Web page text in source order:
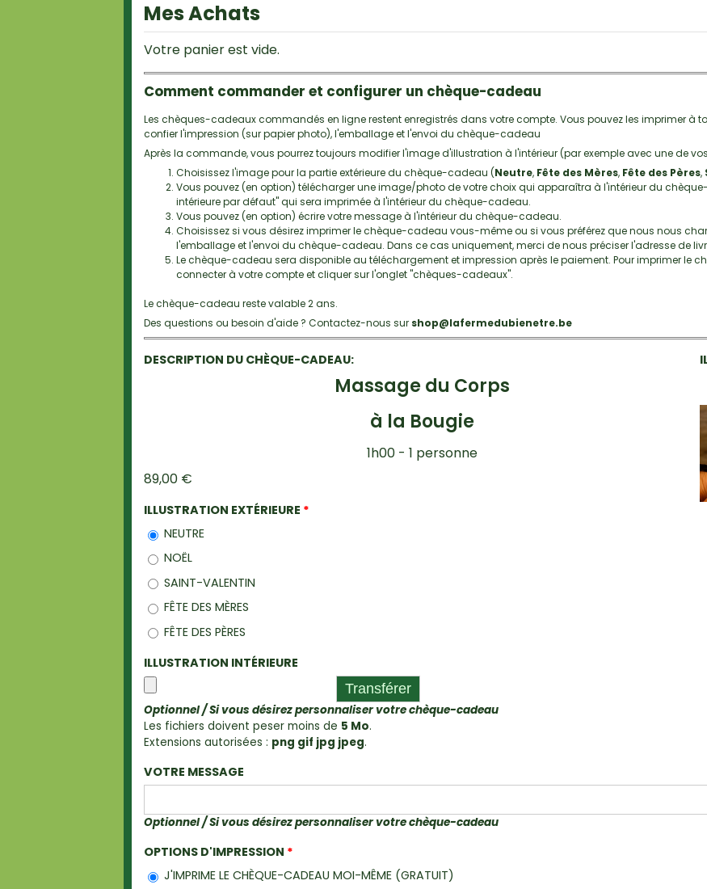
Mes Achats
Votre panier est vide.
Comment commander et configurer un chèque-cadeau
Les chèques-cadeaux commandés en ligne restent enregistrés dans votre compte. Vous pouvez les imprimer à
confier l'impression (sur papier photo), l'emballage et l'envoi du chèque-cadeau
Après la commande, vous pourrez toujours modifier l'image d'illustration à l'intérieur (par exemple avec une de
Choisissez l'image pour la partie extérieure du chèque-cadeau (Neutre, Fête des Mères, Fête des Pères,
Vous pouvez (en option) télécharger une image/photo de votre choix qui apparaîtra à l'intérieur du
intérieure par défaut" qui sera imprimée à l'intérieur du chèque-cadeau.
Vous pouvez (en option) écrire votre message à l'intérieur du chèque-cadeau.
Choisissez si vous désirez imprimer le chèque-cadeau vous-même ou si vous préférez que nous nous
l'emballage et l'envoi du chèque-cadeau. Dans ce cas uniquement, merci de nous préciser l'adresse de
Le chèque-cadeau sera disponible au téléchargement et impression après le paiement. Pour imprimer le
connecter à votre compte et cliquer sur l'onglet "chèques-cadeaux".
Le chèque-cadeau reste valable 2 ans.
Des questions ou besoin d'aide ? Contactez-nous sur shop@lafermedubienetre.be
DESCRIPTION DU CHÈQUE-CADEAU:
Massage du Corps
à la Bougie
1h00 - 1 personne
89,00 €
ILLUSTRATION EXTÉRIEURE *
NEUTRE
NOËL
SAINT-VALENTIN
FÊTE DES MÈRES
FÊTE DES PÈRES
ILLUSTRATION INTÉRIEURE
Optionnel / Si vous désirez personnaliser votre chèque-cadeau
Les fichiers doivent peser moins de 5 Mo.
Extensions autorisées : png gif jpg jpeg.
VOTRE MESSAGE
Optionnel / Si vous désirez personnaliser votre chèque-cadeau
OPTIONS D'IMPRESSION *
J'IMPRIME LE CHÈQUE-CADEAU MOI-MÊME (GRATUIT)